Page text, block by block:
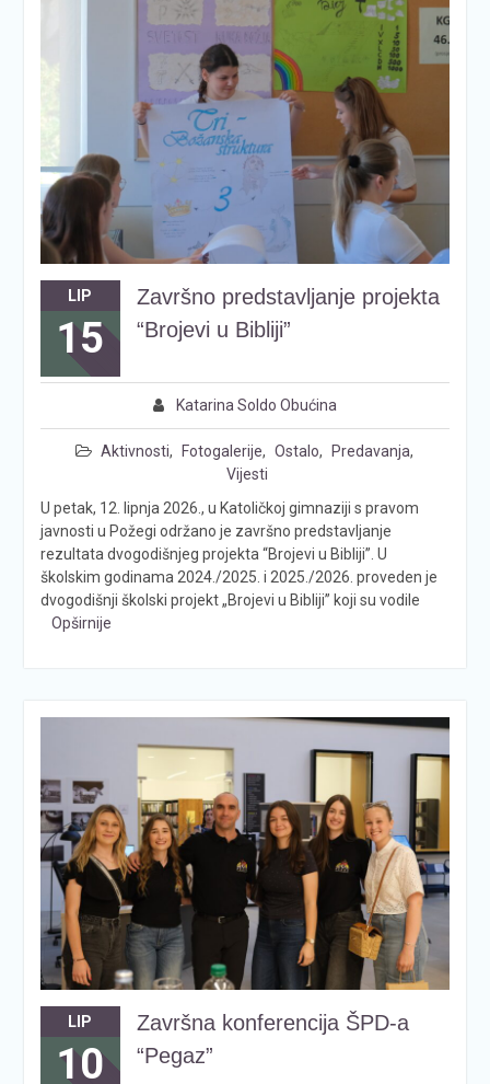
LIP
15
Završno predstavljanje projekta
“Brojevi u Bibliji”
Katarina Soldo Obućina
Aktivnosti, Fotogalerije, Ostalo, Predavanja,
Vijesti
U petak, 12. lipnja 2026., u Katoličkoj gimnaziji s pravom
javnosti u Požegi održano je završno predstavljanje
rezultata dvogodišnjeg projekta “Brojevi u Bibliji”. U
školskim godinama 2024./2025. i 2025./2026. proveden je
dvogodišnji školski projekt „Brojevi u Bibliji” koji su vodile
Opširnije
LIP
10
Završna konferencija ŠPD-a
“Pegaz”